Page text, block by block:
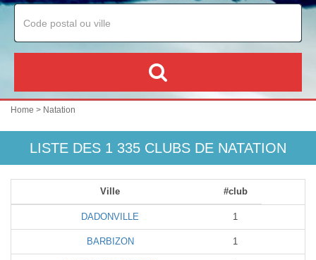
Home > Natation
LISTE DES 1 335 CLUBS DE NATATION
Ville #club
DADONVILLE 1
BARBIZON 1